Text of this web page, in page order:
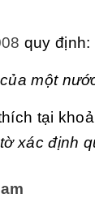
quy định:
một
tại
xác định